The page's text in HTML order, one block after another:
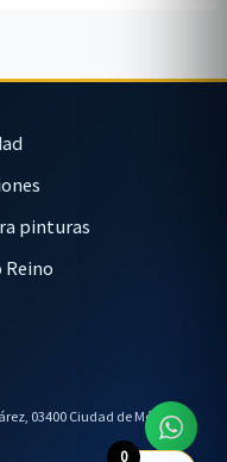
pinturas
Reino
03400 Ciudad de México,
0